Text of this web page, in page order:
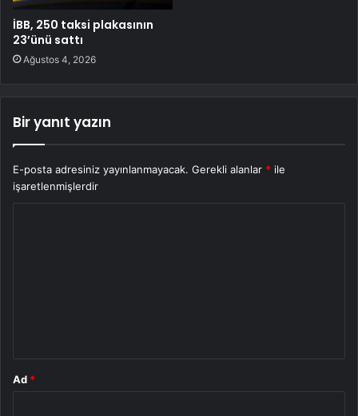
İBB, 250 taksi plakasının
23’ünü sattı
Ağustos 4, 2026
Bir yanıt yazın
E-posta adresiniz yayınlanmayacak. Gerekli alanlar * ile
işaretlenmişlerdir
Ad *